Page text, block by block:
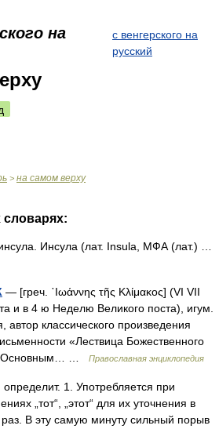
на
с венгерского на
русский
> на самом верху
словарях:
Инсула (лат. Insula, МФА (лат.) …
— [греч. ᾿Ιωάννης τῆς Κλίμακος] (VI VII
и в 4 ю Неделю Великого поста), игум.
автор классического произведения
«Лествица Божественного
Основным… …
Православная энциклопедия
1. Употребляется при
„тот“, „этот“ для их уточнения в
В эту самую минуту сильный порыв